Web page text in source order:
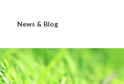
News & Blog